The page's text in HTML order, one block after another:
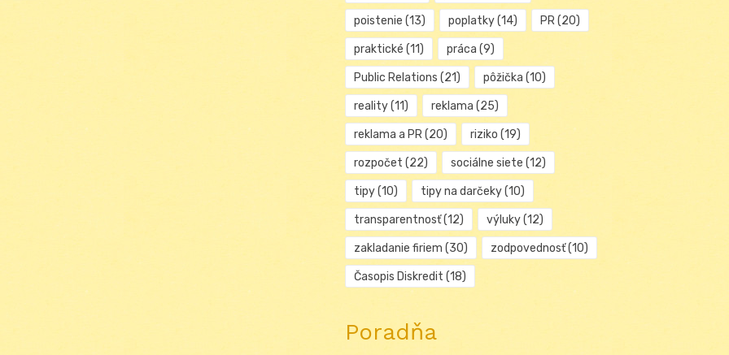
poistenie (13) poplatky(14) PR(20)
praktické (11) práca (9)
Public Relations (21) pôžička (10)
reality(11) reklama (25)
reklama a PR(20) riziko (19)
rozpočet (22) sociálne siete (12)
tipy(10) tipy na darčeky(10)
transparentnosť(12) výluky(12)
zakladanie firiem (30) zodpovednosť(10)
Časopis Diskredit (18)
Poradňa